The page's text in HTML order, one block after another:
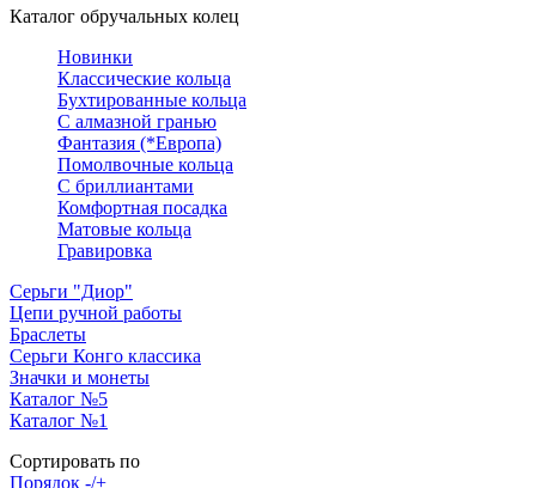
Каталог обручальных колец
Новинки
Классические кольца
Бухтированные кольца
С алмазной гранью
Фантазия (*Европа)
Помолвочные кольца
С бриллиантами
Комфортная посадка
Матовые кольца
Гравировка
Серьги "Диор"
Цепи ручной работы
Браслеты
Серьги Конго классика
Значки и монеты
Каталог №5
Каталог №1
Сортировать по
Порядок -/+